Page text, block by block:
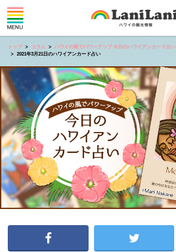
トップ コラム
ハワイの風でパワーアップ 今日のハワイアンカード占い
2021年3月21日のハワイアンカード占い